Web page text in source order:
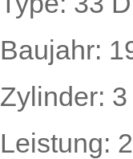
Baujahr:
Zylinder: 3
Leistung: